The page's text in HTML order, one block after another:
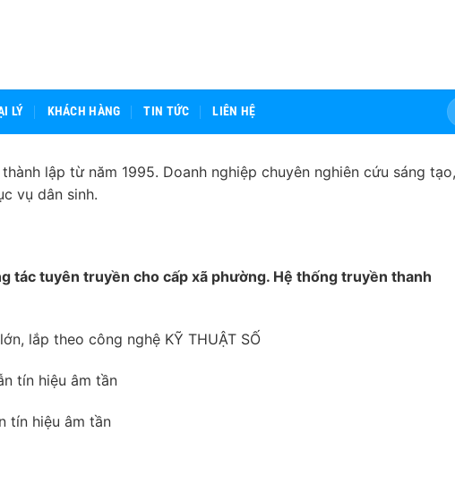
LÝ KHÁCH HÀNG TIN TỨC LIÊN HỆ
lập từ năm 1995. Doanh nghiệp chuyên nghiên cứu sáng tạo,
vụ dân sinh.
tác tuyên truyền cho cấp xã phường. Hệ thống truyền thanh
lắp theo công nghệ KỸ THUẬT SỐ
tín hiệu âm tần
tín hiệu âm tần